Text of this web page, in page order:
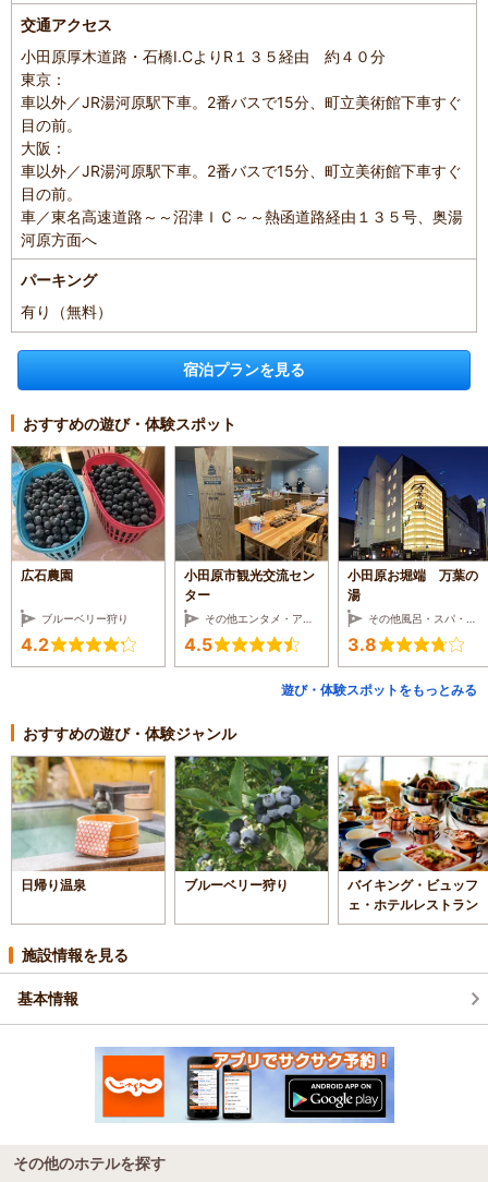
交通アクセス
小田原厚木道路・石橋I.CよりR１３５経由 約４０分
東京：
車以外／JR湯河原駅下車。2番バスで15分、町立美術館下車すぐ
目の前。
大阪：
車以外／JR湯河原駅下車。2番バスで15分、町立美術館下車すぐ
目の前。
車／東名高速道路～～沼津ＩＣ～～熱函道路経由１３５号、奥湯
河原方面へ
パーキング
有り（無料）
宿泊プランを見る
おすすめの遊び・体験スポット
広石農園
ブルーベリー狩り
4.2
小田原市観光交流セン
ター
4.5
小田原お堀端 万葉の
湯
3.8
遊び・体験スポットをもっとみる
おすすめの遊び・体験ジャンル
日帰り温泉 ブルーベリー狩り
バイキング・ビュッフ
ェ・ホテルレストラン
施設情報を見る
基本情報
その他のホテルを探す